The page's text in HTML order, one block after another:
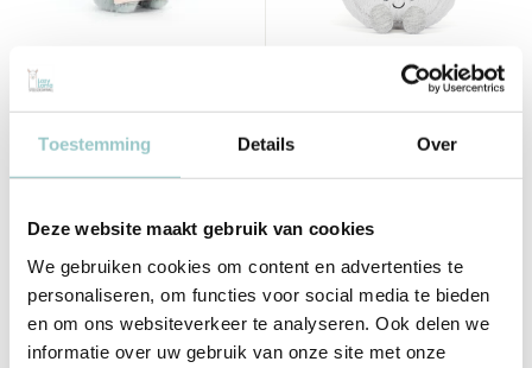
Toestemming Details Over
Deze website maakt gebruik van cookies
We gebruiken cookies om content en advertenties te
personaliseren, om functies voor social media te bieden
en om ons websiteverkeer te analyseren. Ook delen we
informatie over uw gebruik van onze site met onze
Jellycat
38,00
Bekijken
33,95
Bekijken